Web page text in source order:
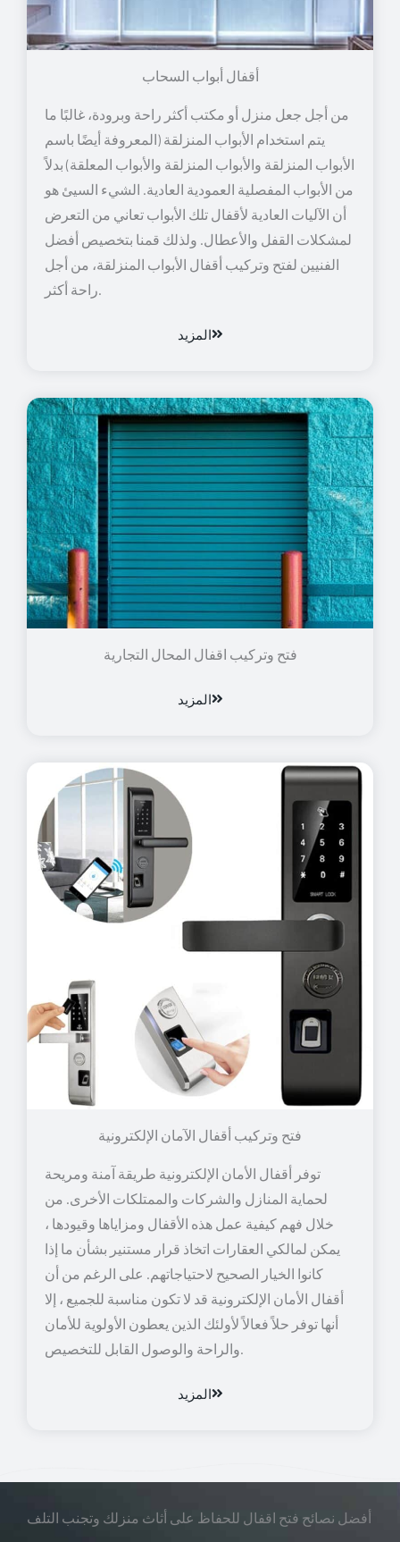
أقفال أبواب السحاب
من أجل جعل منزل أو مكتب أكثر راحة وبرودة، غالبًا ما
يتم استخدام الأبواب المنزلقة (المعروفة أيضًا باسم
الأبواب المنزلقة والأبواب المنزلقة والأبواب المعلقة) بدلاً
من الأبواب المفصلية العمودية العادية. الشيء السيئ هو
أن الآليات العادية لأقفال تلك الأبواب تعاني من التعرض
لمشكلات القفل والأعطال. ولذلك قمنا بتخصيص أفضل
الفنيين لفتح وتركيب أقفال الأبواب المنزلقة، من أجل
راحة أكثر.
المزيد
فتح وتركيب اقفال المحال التجارية
المزيد
توفر أقفال الأمان الإلكترونية طريقة آمنة ومريحة
لحماية المنازل والشركات والممتلكات الأخرى. من
خلال فهم كيفية عمل هذه الأقفال ومزاياها وقيودها ،
يمكن لمالكي العقارات اتخاذ قرار مستنير بشأن ما إذا
كانوا الخيار الصحيح لاحتياجاتهم. على الرغم من أن
أقفال الأمان الإلكترونية قد لا تكون مناسبة للجميع ، إلا
أنها توفر حلاً فعالاً لأولئك الذين يعطون الأولوية للأمان
والراحة والوصول القابل للتخصيص.
المزيد
أفضل نصائح فتح اقفال للحفاظ على أثاث منزلك وتجنب التلف